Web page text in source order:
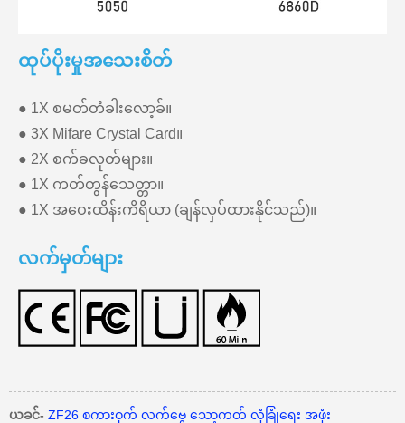
ထုပ်ပိုးမှုအသေးစိတ်
● 1X စမတ်တံခါးလော့ခ်။
● 3X Mifare Crystal Card။
● 2X စက်ခလုတ်များ။
● 1X ကတ်တွန်သေတ္တာ။
● 1X အဝေးထိန်းကိရိယာ (ချန်လှပ်ထားနိုင်သည်)။
လက်မှတ်များ
ယခင်- ZF26 စကားဝှက် လက်ဗွေ သော့ကတ် လုံခြုံရေး အဖုံး